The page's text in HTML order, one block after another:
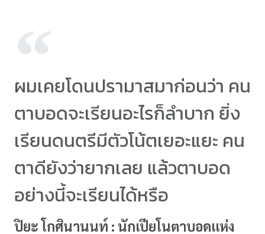
ผมเคยโดนปรามาสมาก่อนว่า คน
ตาบอดจะเรียนอะไรก็ลำบาก ยิ่ง
เรียนดนตรีมีตัวโน้ตเยอะแยะ คน
ตาดียังว่ายากเลย แล้วตาบอด
อย่างนี้จะเรียนได้หรือ
ปิยะ โกศินานนท์ : นักเปียโนตาบอดแห่ง